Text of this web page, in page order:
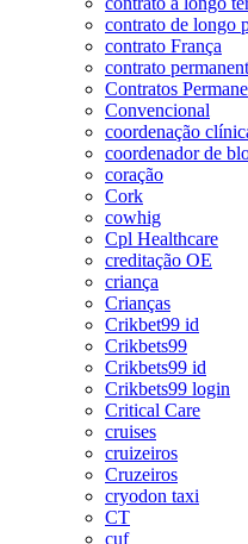
contrato de longo
contrato França
contrato
Contratos
Convencional
coordenação
coordenador de
coração
Cork
cowhig
Cpl Healthcare
creditação OE
criança
Crianças
Crikbet99 id
Crikbets99
Crikbets99 id
Crikbets99 login
Critical Care
cruises
cruizeiros
Cruzeiros
cryodon taxi
CT
cuf